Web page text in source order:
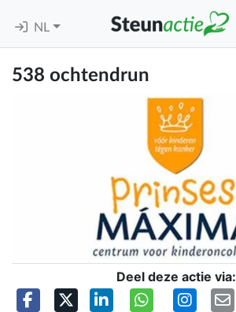
NL
538 ochtendrun
Deel deze actie via: